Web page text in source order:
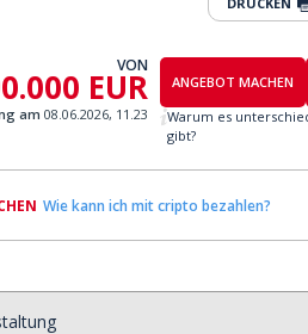
VON
EUR
am 08.06.2026, 11.23
ANGEBOT MACHEN
Warum es
gibt?
Wie kann ich mit cripto bezahlen?